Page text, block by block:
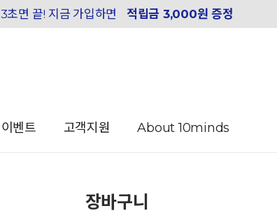
3초면 끝! 지금 가입하면 적립금 3,000원 증정
이벤트 고객지원 About 10minds
장바구니